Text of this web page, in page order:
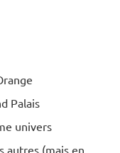
Palais
univers
autres (mais en